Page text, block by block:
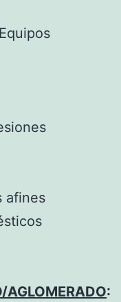
afines
AGLOMERADO: